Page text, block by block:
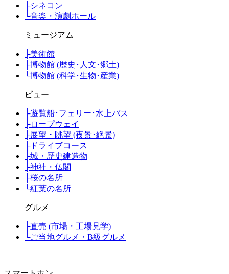
├シネコン
└音楽・演劇ホール
ミュージアム
├美術館
├博物館 (歴史･人文･郷土)
└博物館 (科学･生物･産業)
ビュー
├遊覧船･フェリー･水上バス
├ロープウェイ
├展望・眺望 (夜景･絶景)
├ドライブコース
├城・歴史建造物
├神社・仏閣
├桜の名所
└紅葉の名所
グルメ
├直売 (市場・工場見学)
└ご当地グルメ・B級グルメ